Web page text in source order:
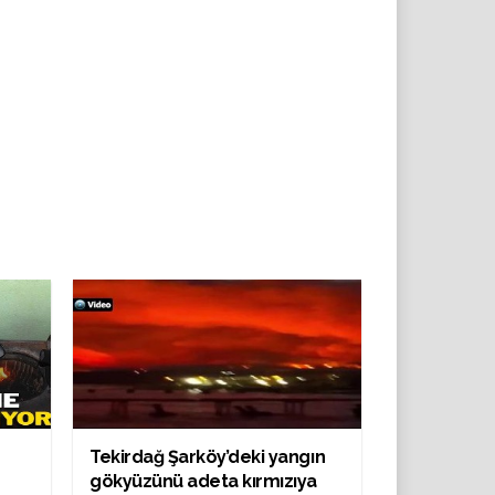
Tekirdağ Şarköy’deki yangın
gökyüzünü adeta kırmızıya